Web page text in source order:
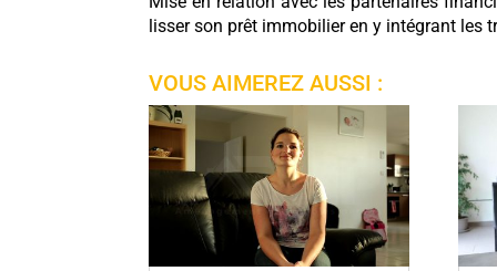
lisser son prêt immobilier en y intégrant les
VOUS AIMEREZ AUSSI :